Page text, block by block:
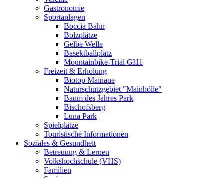
Gastronomie
Sportanlagen
Boccia Bahn
Bolzplätze
Gelbe Welle
Basektballplatz
Mountainbike-Trial GH1
Freizeit & Erholung
Biotop Mainaue
Naturschutzgebiet "Mainhölle"
Baum des Jahres Park
Bischofsberg
Luna Park
Spielplätze
Touristische Informationen
Soziales & Gesundheit
Betreuung & Lernen
Volkshochschule (VHS)
Familien